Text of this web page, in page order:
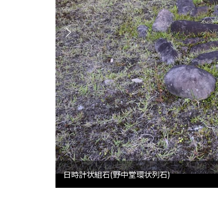
遺跡全景／万座環状列石(左)と野中堂環状
日時計状組石(野中堂環状列石)